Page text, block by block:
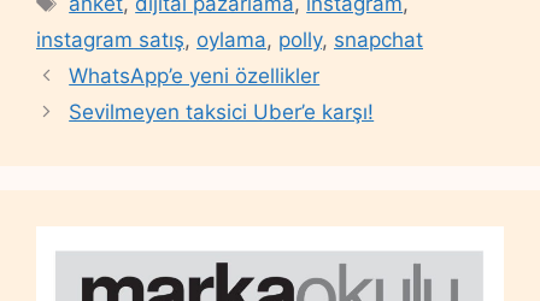
instagram satış, oylama, polly, snapchat
WhatsApp’e yeni özellikler
Sevilmeyen taksici Uber’e karşı!